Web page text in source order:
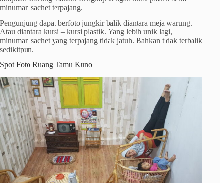
minuman sachet terpajang.
Pengunjung dapat berfoto jungkir balik diantara meja warung.
Atau diantara kursi – kursi plastik. Yang lebih unik lagi,
minuman sachet yang terpajang tidak jatuh. Bahkan tidak terbalik
sedikitpun.
Spot Foto Ruang Tamu Kuno